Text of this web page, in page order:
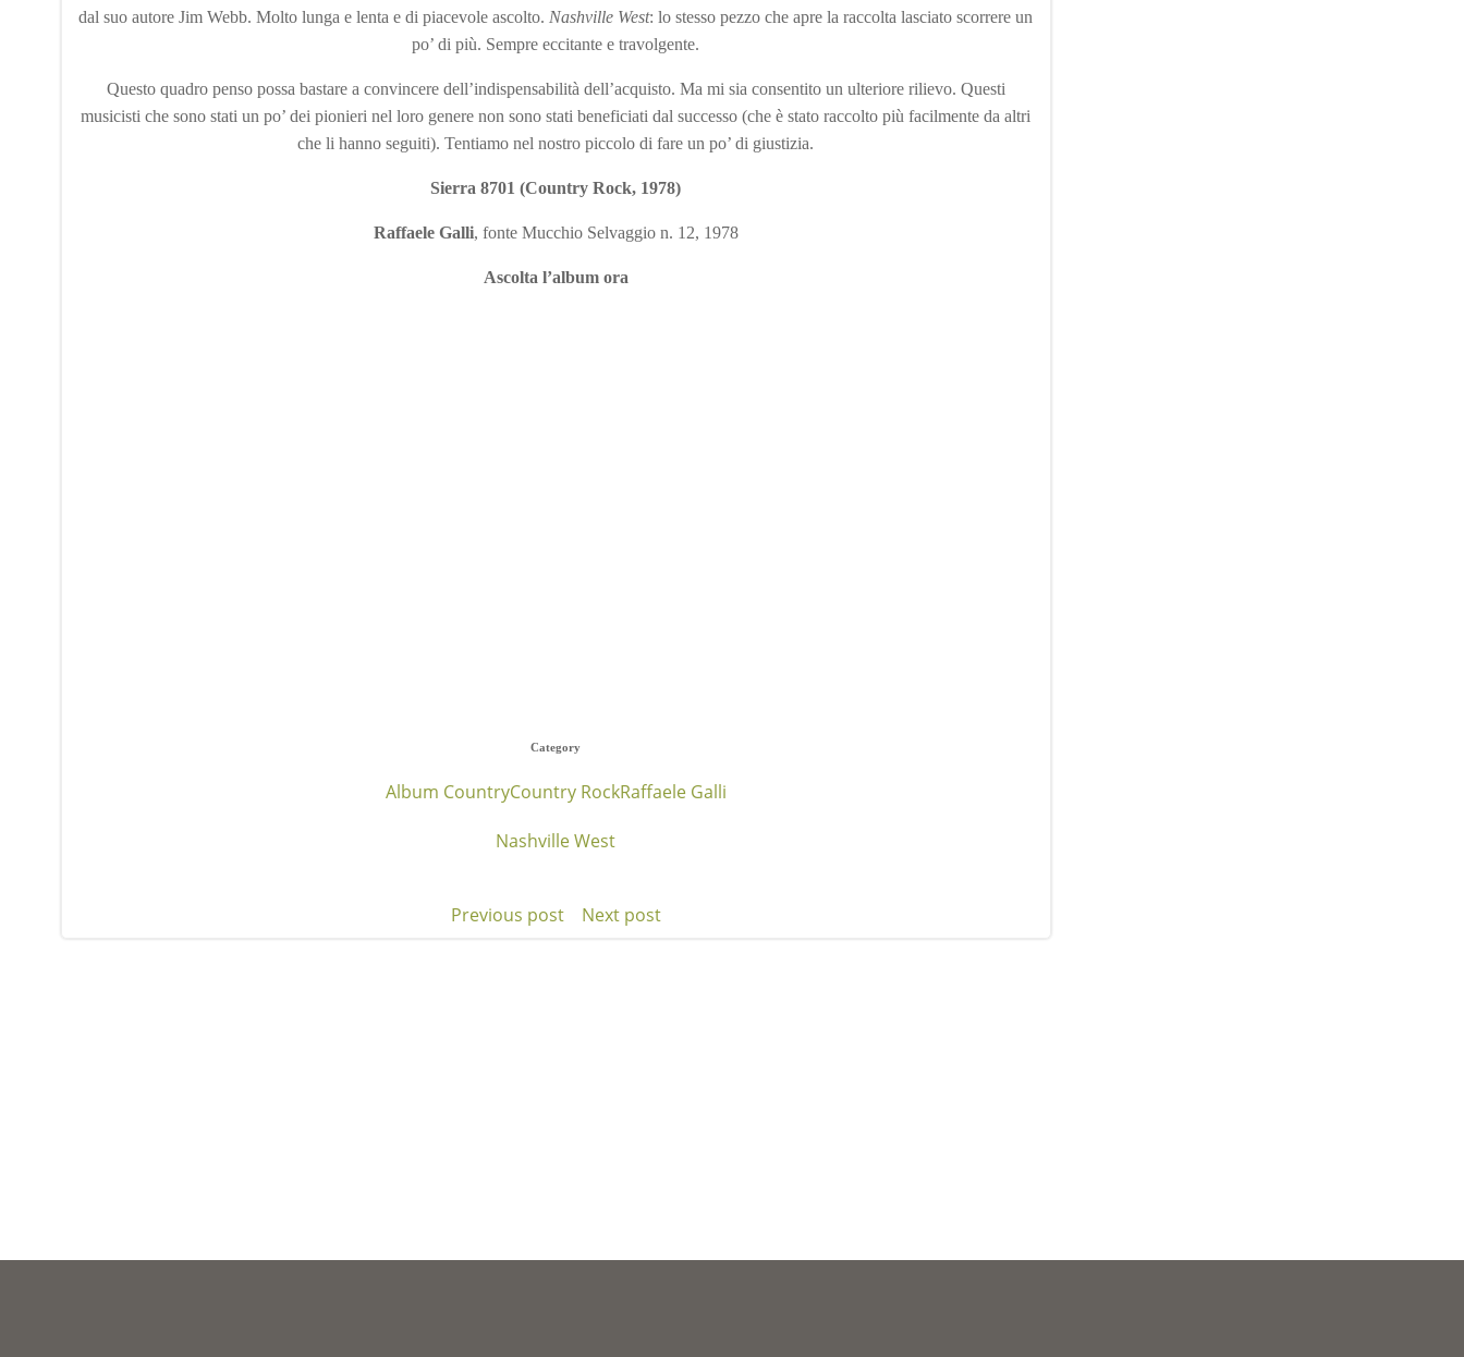
dal suo autore Jim Webb. Molto lunga e lenta e di piacevole ascolto. Nashville West: lo stesso pezzo che apre la raccolta lasciato scorrere un
po’ di più. Sempre eccitante e travolgente.
Questo quadro penso possa bastare a convincere dell’indispensabilità dell’acquisto. Ma mi sia consentito un ulteriore rilievo. Questi
musicisti che sono stati un po’ dei pionieri nel loro genere non sono stati beneficiati dal successo (che è stato raccolto più facilmente da altri
che li hanno seguiti). Tentiamo nel nostro piccolo di fare un po’ di giustizia.
Sierra 8701 (Country Rock, 1978)
Raffaele Galli, fonte Mucchio Selvaggio n. 12, 1978
Ascolta l’album ora
Category
Album CountryCountry RockRaffaele Galli
Nashville West
Post
Previous post
Post
Next post